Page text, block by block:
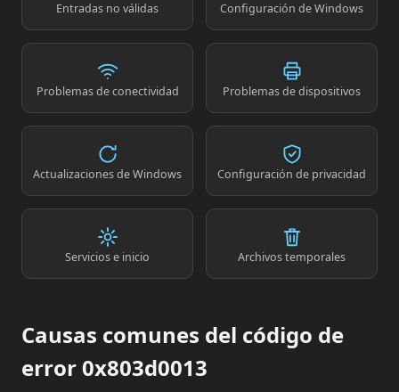
Entradas no válidas Configuración de Windows
Problemas de conectividad Problemas de dispositivos
Actualizaciones de Windows Configuración de privacidad
Servicios e inicio Archivos temporales
Causas comunes del código de
error 0x803d0013